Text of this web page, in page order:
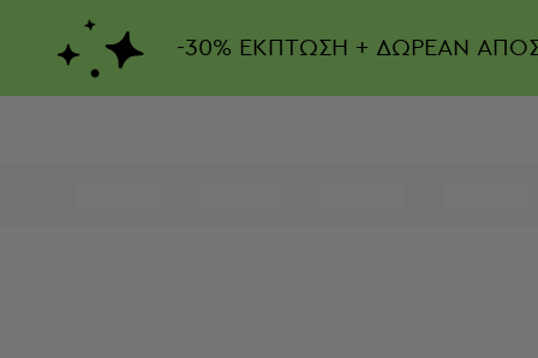
-30% ΕΚΠΤΩΣΗ + ΔΩΡΕΑΝ